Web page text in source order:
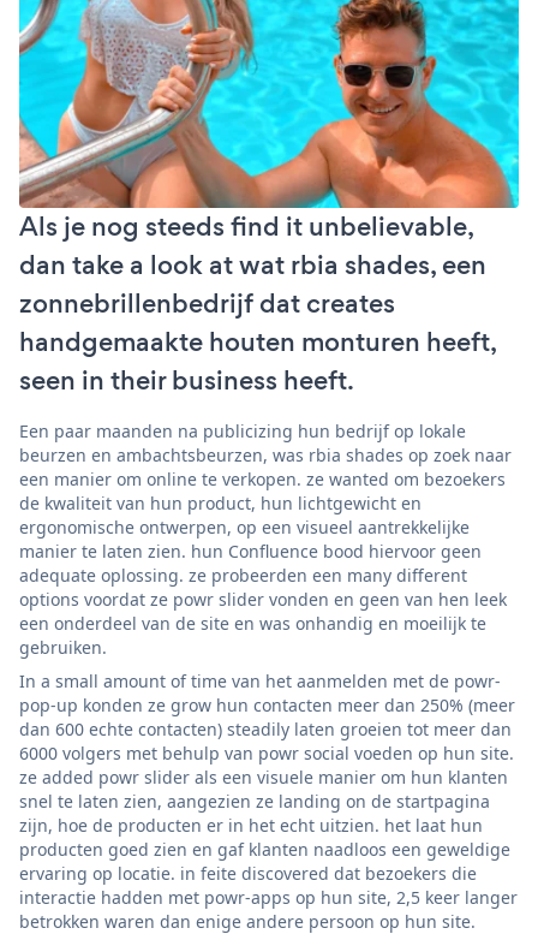
Als je nog steeds find it unbelievable,
dan take a look at wat rbia shades, een
zonnebrillenbedrijf dat creates
handgemaakte houten monturen heeft,
seen in their business heeft.
Een paar maanden na publicizing hun bedrijf op lokale
beurzen en ambachtsbeurzen, was rbia shades op zoek naar
een manier om online te verkopen. ze wanted om bezoekers
de kwaliteit van hun product, hun lichtgewicht en
ergonomische ontwerpen, op een visueel aantrekkelijke
manier te laten zien. hun Confluence bood hiervoor geen
adequate oplossing. ze probeerden een many different
options voordat ze powr slider vonden en geen van hen leek
een onderdeel van de site en was onhandig en moeilijk te
gebruiken.
In a small amount of time van het aanmelden met de powr-
pop-up konden ze grow hun contacten meer dan 250% (meer
dan 600 echte contacten) steadily laten groeien tot meer dan
6000 volgers met behulp van powr social voeden op hun site.
ze added powr slider als een visuele manier om hun klanten
snel te laten zien, aangezien ze landing on de startpagina
zijn, hoe de producten er in het echt uitzien. het laat hun
producten goed zien en gaf klanten naadloos een geweldige
ervaring op locatie. in feite discovered dat bezoekers die
interactie hadden met powr-apps op hun site, 2,5 keer langer
betrokken waren dan enige andere persoon op hun site.